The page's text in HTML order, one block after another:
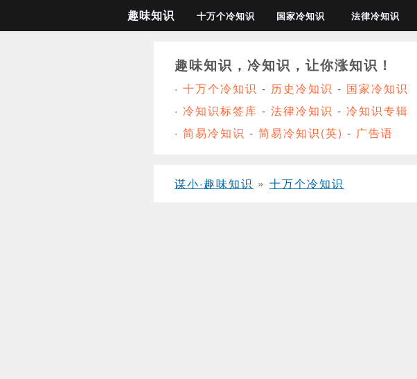
趣味知识 十万个冷知识 国家冷知识 法律冷知识
趣味知识，冷知识，让你涨知识！
· 十万个冷知识 - 历史冷知识 - 国家冷知识
· 冷知识标签库 - 法律冷知识 - 冷知识专辑
· 简易冷知识 - 简易冷知识(英) - 广告语
谋小·趣味知识 » 十万个冷知识